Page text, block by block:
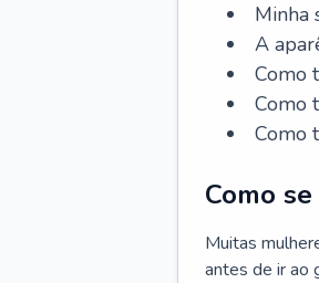
Minha
A
Como
Como
Como
Como
Muitas
antes de ir ao